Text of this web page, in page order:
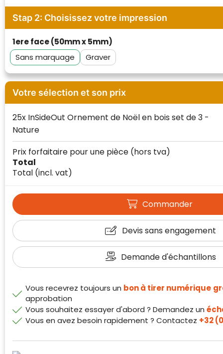
Stap 2: Choisissez votre impression
1ere face (50mm x 5mm)
Sans marquage
Graver
Votre sélection et son prix
25x InSideOut Ornement de Noël en bois set de 3 -
Nature
Total
Total (incl. vat)
Prix forfaitaire pour une pièce (hors tva)
Commander
Devis sans engagement
Demande d'échantillons
Vous recevrez toujours un bon à tirer numérique
approbation
Vous souhaitez essayer d'abord ? Demandez un
Vous en avez besoin rapidement ? Contactez +32
Klantenbeoordelingen laten zien hoe een
website in het algemeen aan de behoeften
beoordelingsplatforms om
websitebezoekers toegang te geven tot
echte, geverifieerde beoordelingen op één
plaats.
Trustindex meet voortdurend de
klanttevredenheid op basis van
beoordelingen. Minder dan 1% van de